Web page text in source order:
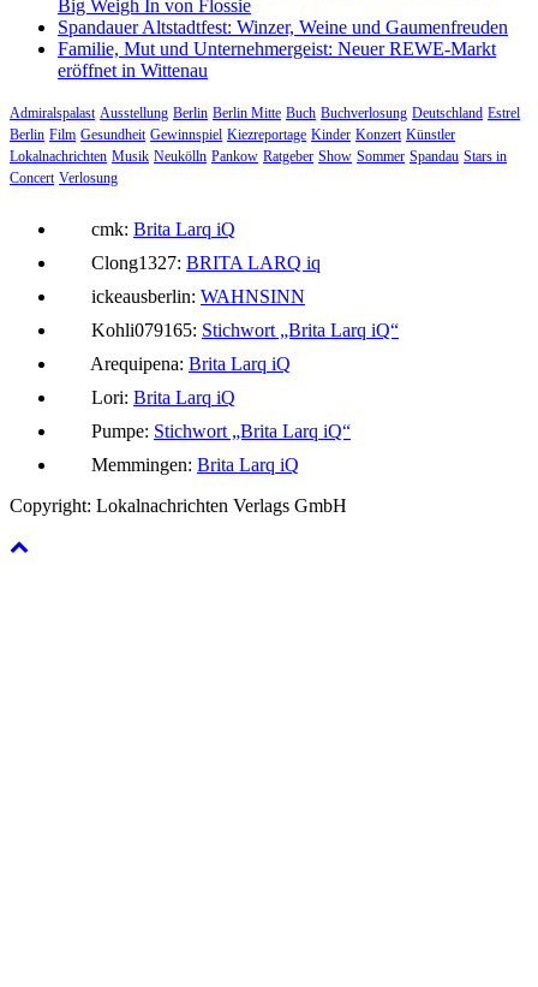
Big Weigh In von Flossie
Spandauer Altstadtfest: Winzer, Weine und Gaumenfreuden
Familie, Mut und Unternehmergeist: Neuer REWE-Markt
eröffnet in Wittenau
Admiralspalast Ausstellung Berlin Berlin Mitte Buch Buchverlosung Deutschland Estrel
Berlin Film Gesundheit Gewinnspiel Kiezreportage Kinder Konzert Künstler
Lokalnachrichten Musik Neukölln Pankow Ratgeber Show Sommer Spandau Stars in
Concert Verlosung
cmk: Brita Larq iQ
Clong1327: BRITA LARQ iq
ickeausberlin: WAHNSINN
Kohli079165: Stichwort „Brita Larq iQ“
Arequipena: Brita Larq iQ
Lori: Brita Larq iQ
Pumpe: Stichwort „Brita Larq iQ“
Memmingen: Brita Larq iQ
Copyright: Lokalnachrichten Verlags GmbH